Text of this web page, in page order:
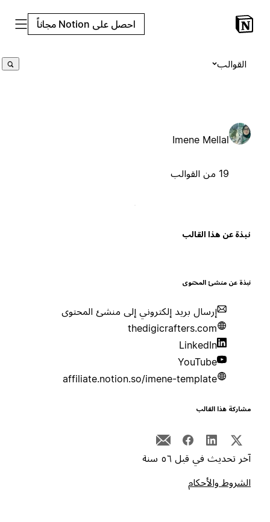
احصل على Notion مجاناً
القوالب
Imene Mellal
عن هذا القالب
عن منشئ المحتوى
إرسال بريد إلكتروني إلى منشئ المحتوى
thedigicrafters.com
LinkedIn
YouTube
affiliate.notion.so/imene-template
هذا القالب
تحديث في قبل ٥٦ سنة
والأحكام